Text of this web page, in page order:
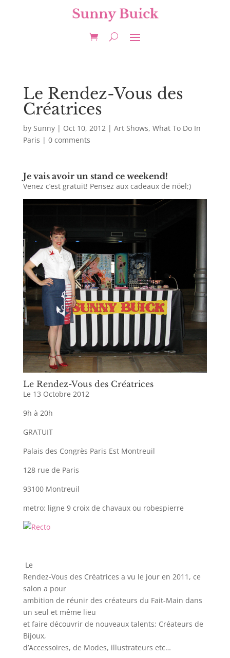
Le Rendez-Vous des
Créatrices
by Sunny| Oct 10, 2012| Art Shows, What To Do In
Paris | 0 comments
Je vais avoir un stand ce weekend!
Venez c’est gratuit! Pensez aux cadeaux de nöel;)
Le Rendez-Vous des Créatrices
Le 13 Octobre 2012
9h à 20h
GRATUIT
Palais des Congrès Paris Est Montreuil
128 rue de Paris
93100 Montreuil
metro: ligne 9 croix de chavaux ou robespierre
Le
Rendez-Vous des Créatrices a vu le jour en 2011, ce
salon a pour
ambition de réunir des créateurs du Fait-Main dans
un seul et même lieu
et faire découvrir de nouveaux talents; Créateurs de
Bijoux,
d’Accessoires, de Modes, illustrateurs etc…